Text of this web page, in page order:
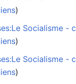
)
Socialisme -
)
Socialisme -
)